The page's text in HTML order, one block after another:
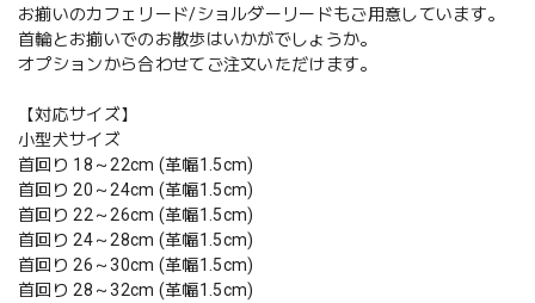
お揃いのカフェリード/ショルダーリードもご用意しています。
首輪とお揃いでのお散歩はいかがでしょうか。
オプションから合わせてご注文いただけます。
【対応サイズ】
小型犬サイズ
首回り 18～22cm (革幅1.5cm)
首回り 20～24cm (革幅1.5cm)
首回り 22～26cm (革幅1.5cm)
首回り 24～28cm (革幅1.5cm)
首回り 26～30cm (革幅1.5cm)
首回り 28～32cm (革幅1.5cm)